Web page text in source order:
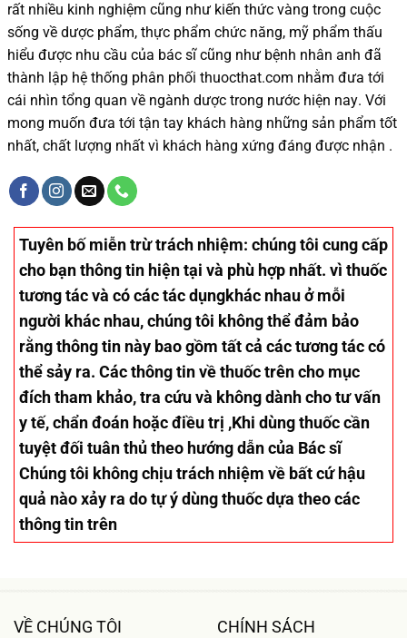
rất nhiều kinh nghiệm cũng như kiến thức vàng trong cuộc
sống về dược phẩm, thực phẩm chức năng, mỹ phẩm thấu
hiểu được nhu cầu của bác sĩcũng như bệnh nhân anh đã
thành lập hệ thống phân phối thuocthat.com nhằm đưa tới
cái nhìn tổng quan về ngành dược trong nước hiện nay. Với
mong muốn đưa tới tận tay khách hàng những sản phẩm tốt
nhất, chất lượng nhất vì khách hàng xứng đáng được nhận .
Tuyên bố miễn trừ trách nhiệm: chúng tôi cung cấp
cho bạn thông tin hiện tại và phù hợp nhất. vì thuốc
tương tác và có các tác dụngkhác nhau ở mỗi
người khác nhau, chúng tôi không thể đảm bảo
rằng thông tin này bao gồm tất cả các tương tác có
thể sảy ra. Các thông tin về thuốc trên cho mục
đích tham khảo, tra cứu và không dành cho tư vấn
y tế, chẩn đoán hoặc điều trị ,Khi dùng thuốc cần
tuyệt đối tuân thủ theo hướng dẫn của Bác sĩ
Chúng tôi không chịu trách nhiệm về bất cứ hậu
quả nào xảy ra do tự ý dùng thuốc dựa theo các
thông tin trên
VỀ CHÚNG TÔI CHÍNH SÁCH